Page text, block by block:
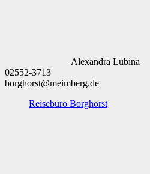
Alexandra Lubina
02552-3713
borghorst@meimberg.de
Reisebüro Borghorst